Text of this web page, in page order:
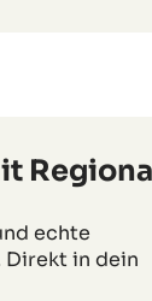
echte
Direkt in dein